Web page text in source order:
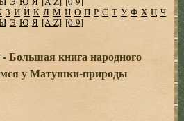
З И Й К Л М Н О П Р С Т У Ф Х Ц Ч
Э Ю Я [A-Z] [0-9]
Большая книга народного
у Матушки-природы